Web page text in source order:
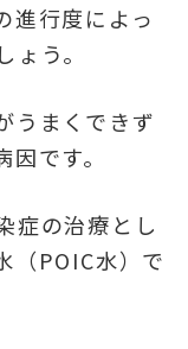
進行度によっ
う。
うまくできず
です。
症の治療とし
（POIC水）で